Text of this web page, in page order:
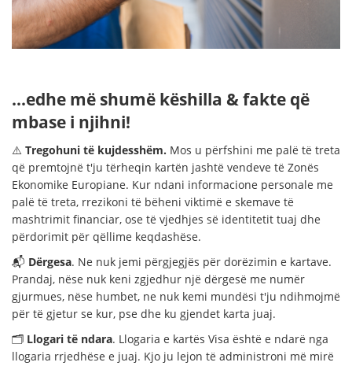
...edhe më shumë këshilla & fakte që
mbase i njihni!
⚠️ Tregohuni të kujdesshëm. Mos u përfshini me palë të treta
që premtojnë t'ju tërheqin kartën jashtë vendeve të Zonës
Ekonomike Europiane. Kur ndani informacione personale me
palë të treta, rrezikoni të bëheni viktimë e skemave të
mashtrimit financiar, ose të vjedhjes së identitetit tuaj dhe
përdorimit për qëllime keqdashëse.
📬 Dërgesa. Ne nuk jemi përgjegjës për dorëzimin e kartave.
Prandaj, nëse nuk keni zgjedhur një dërgesë me numër
gjurmues, nëse humbet, ne nuk kemi mundësi t'ju ndihmojmë
për të gjetur se kur, pse dhe ku gjendet karta juaj.
🗂 Llogari të ndara. Llogaria e kartës Visa është e ndarë nga
llogaria rrjedhëse e juaj. Kjo ju lejon të administroni më mirë